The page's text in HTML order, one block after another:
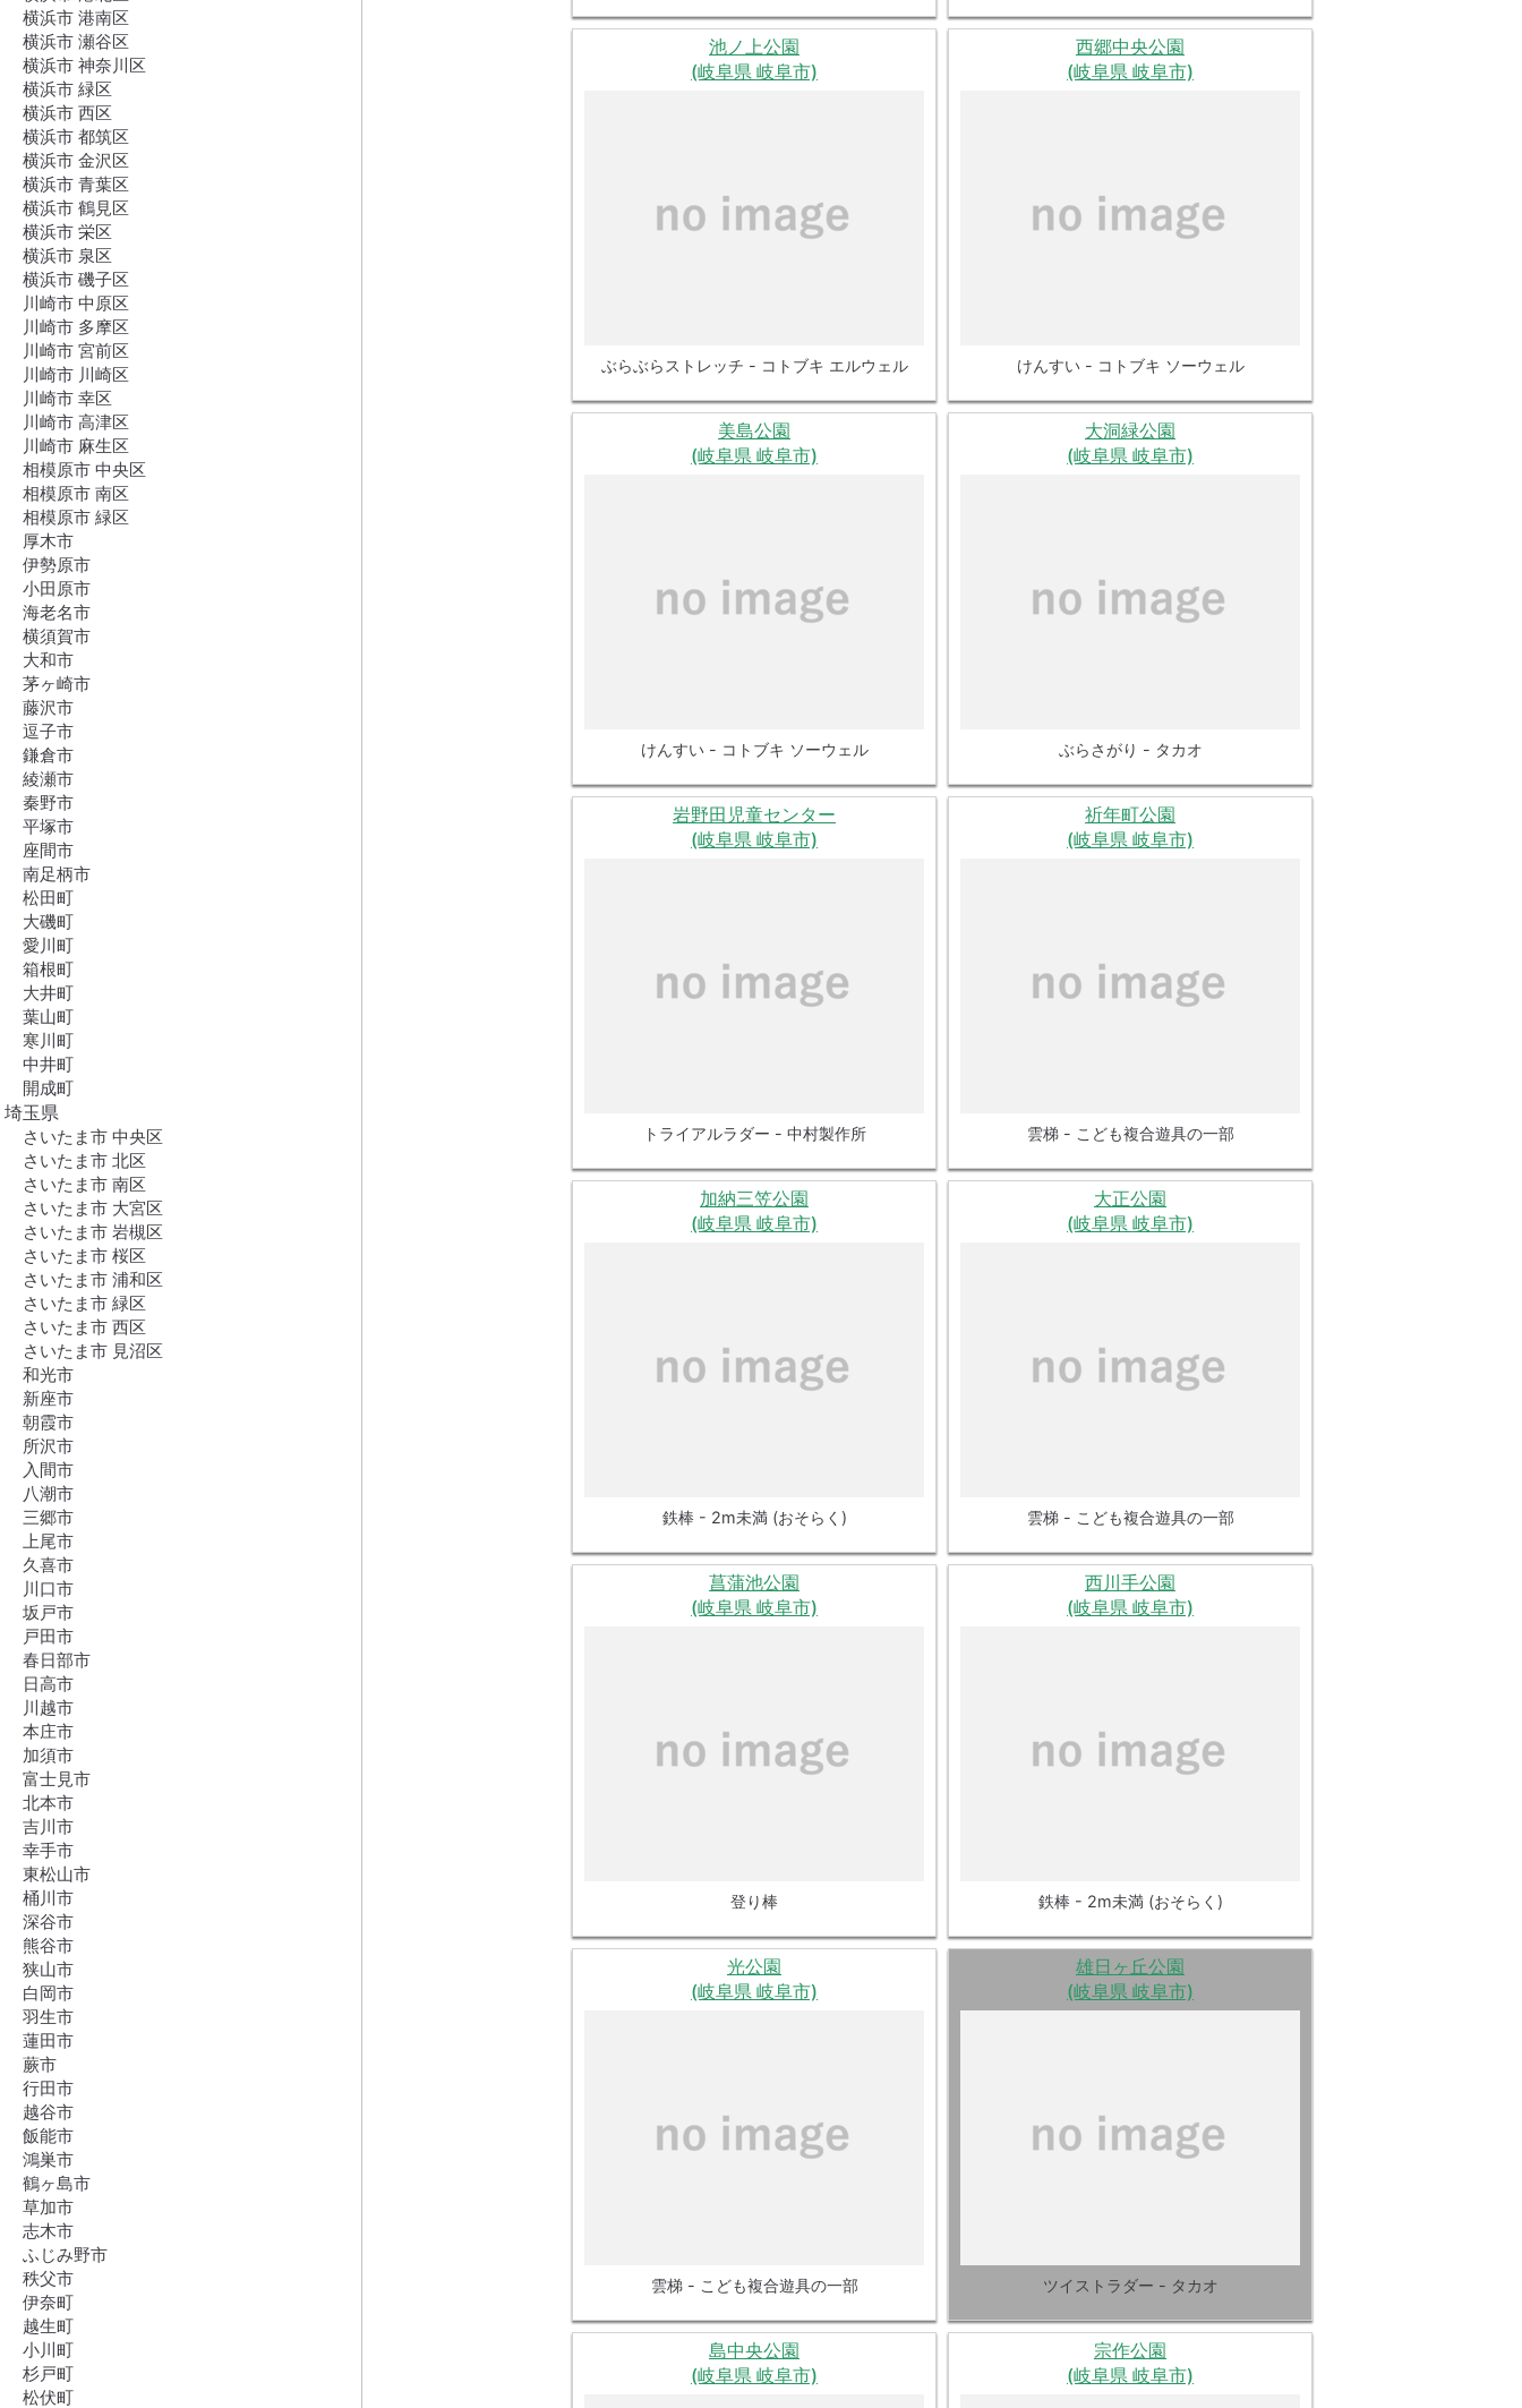
横浜市 港南区
横浜市 瀬谷区
横浜市 神奈川区
横浜市 緑区
横浜市 西区
横浜市 都筑区
横浜市 金沢区
横浜市 青葉区
横浜市 鶴見区
横浜市 栄区
横浜市 泉区
横浜市 磯子区
川崎市 中原区
川崎市 多摩区
川崎市 宮前区
川崎市 川崎区
川崎市 幸区
川崎市 高津区
川崎市 麻生区
相模原市 中央区
相模原市 南区
相模原市 緑区
厚木市
伊勢原市
小田原市
海老名市
横須賀市
大和市
茅ヶ崎市
藤沢市
逗子市
鎌倉市
綾瀬市
秦野市
平塚市
座間市
南足柄市
松田町
大磯町
愛川町
箱根町
大井町
葉山町
寒川町
中井町
開成町
埼玉県
さいたま市 中央区
さいたま市 北区
さいたま市 南区
さいたま市 大宮区
さいたま市 岩槻区
さいたま市 桜区
さいたま市 浦和区
さいたま市 緑区
さいたま市 西区
さいたま市 見沼区
和光市
新座市
朝霞市
所沢市
入間市
八潮市
三郷市
上尾市
久喜市
川口市
坂戸市
戸田市
春日部市
日高市
川越市
本庄市
加須市
富士見市
北本市
吉川市
幸手市
東松山市
桶川市
深谷市
熊谷市
狭山市
白岡市
羽生市
蓮田市
蕨市
行田市
越谷市
飯能市
鴻巣市
鶴ヶ島市
草加市
志木市
ふじみ野市
秩父市
伊奈町
越生町
小川町
杉戸町
松伏町
池ノ上公園
(岐阜県 岐阜市)
ぶらぶらストレッチ - コトブキ エルウェル
西郷中央公園
(岐阜県 岐阜市)
けんすい - コトブキ ソーウェル
美島公園
(岐阜県 岐阜市)
けんすい - コトブキ ソーウェル
大洞緑公園
(岐阜県 岐阜市)
ぶらさがり - タカオ
岩野田児童センター
(岐阜県 岐阜市)
トライアルラダー - 中村製作所
祈年町公園
(岐阜県 岐阜市)
雲梯 - こども複合遊具の一部
加納三笠公園
(岐阜県 岐阜市)
鉄棒 - 2m未満 (おそらく)
大正公園
(岐阜県 岐阜市)
雲梯 - こども複合遊具の一部
菖蒲池公園
(岐阜県 岐阜市)
登り棒
西川手公園
(岐阜県 岐阜市)
鉄棒 - 2m未満 (おそらく)
光公園
(岐阜県 岐阜市)
雲梯 - こども複合遊具の一部
雄日ヶ丘公園
(岐阜県 岐阜市)
ツイストラダー - タカオ
島中央公園
(岐阜県 岐阜市)
宗作公園
(岐阜県 岐阜市)